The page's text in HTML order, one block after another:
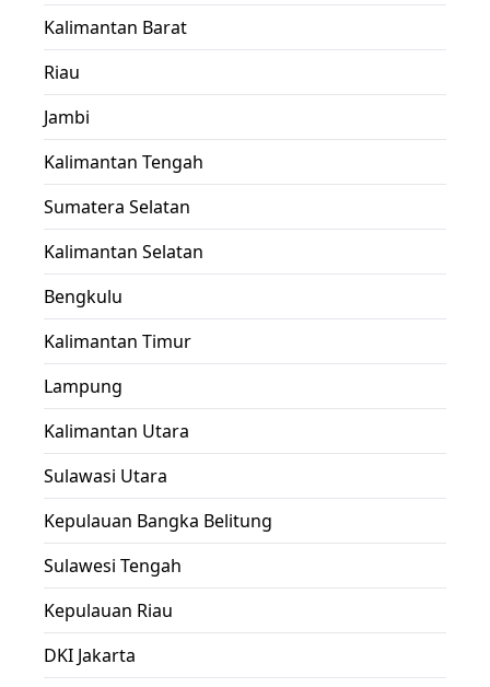
Kalimantan Barat
Riau
Jambi
Kalimantan Tengah
Sumatera Selatan
Kalimantan Selatan
Bengkulu
Kalimantan Timur
Lampung
Kalimantan Utara
Sulawasi Utara
Kepulauan Bangka Belitung
Sulawesi Tengah
Kepulauan Riau
DKI Jakarta